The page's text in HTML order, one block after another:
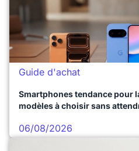
Guide d'achat
Smartphones tendance pour
modèles à choisir sans
06/08/2026